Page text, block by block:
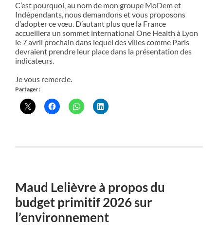
C’est pourquoi, au nom de mon groupe MoDem et
Indépendants, nous demandons et vous proposons
d’adopter ce vœu. D’autant plus que la France
accueillera un sommet international One Health à Lyon
le 7 avril prochain dans lequel des villes comme Paris
devraient prendre leur place dans la présentation des
indicateurs.
Je vous remercie.
Partager :
Maud Lelièvre à propos du
budget primitif 2026 sur
l’environnement